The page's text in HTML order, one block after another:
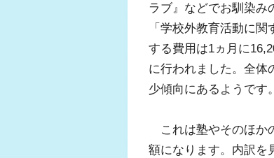
ラブ』などでお馴染み
「学校外教育活動に
する費用は1ヵ月に
に行われました。全体
少傾向にあるようです。
これは塾やそのほか
額になります。内訳を